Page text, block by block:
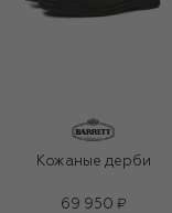
Кожаные дерби
69 950 ₽